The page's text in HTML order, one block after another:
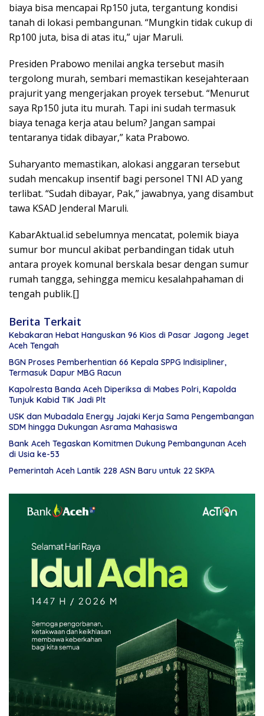
biaya bisa mencapai Rp150 juta, tergantung kondisi
tanah di lokasi pembangunan. “Mungkin tidak cukup di
Rp100 juta, bisa di atas itu,” ujar Maruli.
Presiden Prabowo menilai angka tersebut masih
tergolong murah, sembari memastikan kesejahteraan
prajurit yang mengerjakan proyek tersebut. “Menurut
saya Rp150 juta itu murah. Tapi ini sudah termasuk
biaya tenaga kerja atau belum? Jangan sampai
tentaranya tidak dibayar,” kata Prabowo.
Suharyanto memastikan, alokasi anggaran tersebut
sudah mencakup insentif bagi personel TNI AD yang
terlibat. “Sudah dibayar, Pak,” jawabnya, yang disambut
tawa KSAD Jenderal Maruli.
KabarAktual.id sebelumnya mencatat, polemik biaya
sumur bor muncul akibat perbandingan tidak utuh
antara proyek komunal berskala besar dengan sumur
rumah tangga, sehingga memicu kesalahpahaman di
tengah publik.[]
Berita Terkait
Kebakaran Hebat Hanguskan 96 Kios di Pasar Jagong Jeget
Aceh Tengah
BGN Proses Pemberhentian 66 Kepala SPPG Indisipliner,
Termasuk Dapur MBG Racun
Kapolresta Banda Aceh Diperiksa di Mabes Polri, Kapolda
Tunjuk Kabid TIK Jadi Plt
USK dan Mubadala Energy Jajaki Kerja Sama Pengembangan
SDM hingga Dukungan Asrama Mahasiswa
Bank Aceh Tegaskan Komitmen Dukung Pembangunan Aceh
di Usia ke-53
Pemerintah Aceh Lantik 228 ASN Baru untuk 22 SKPA